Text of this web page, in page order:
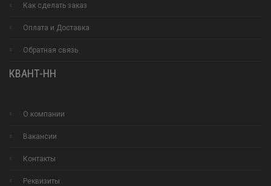
Как сделать заказ
Оплата и Доставка
Обратная связь
КВАНТ-НН
О компании
Вакансии
Контакты
Реквизиты